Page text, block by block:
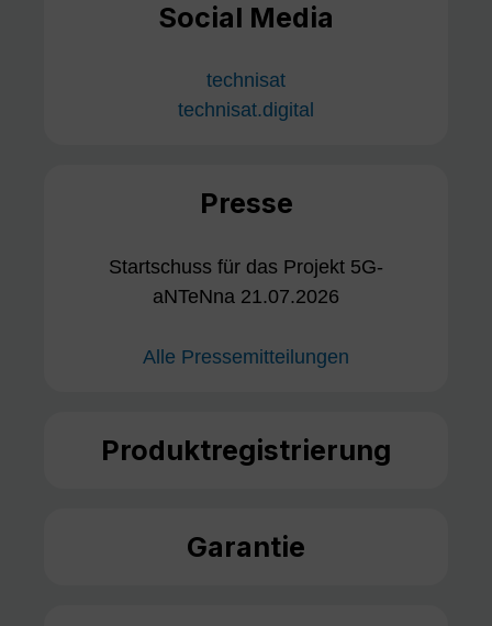
Social Media
technisat
technisat.digital
Presse
Startschuss für das Projekt 5G-
aNTeNna 21.07.2026
Alle Pressemitteilungen
Produktregistrierung
Garantie